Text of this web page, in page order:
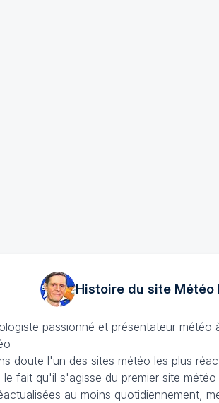
Histoire du site Météo
passionné et présentateur météo
doute l'un des sites météo les plus
fait qu'il s'agisse du premier site
au moins quotidiennement,